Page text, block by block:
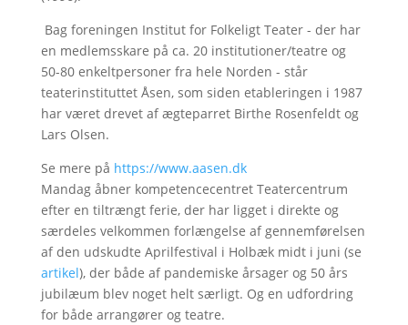
Bag foreningen Institut for Folkeligt Teater - der har
en medlemsskare på ca. 20 institutioner/teatre og
50-80 enkeltpersoner fra hele Norden - står
teaterinstituttet Åsen, som siden etableringen i 1987
har været drevet af ægteparret Birthe Rosenfeldt og
Lars Olsen.
Se mere på https://www.aasen.dk
Mandag åbner kompetencecentret Teatercentrum
efter en tiltrængt ferie, der har ligget i direkte og
særdeles velkommen forlængelse af gennemførelsen
af den udskudte Aprilfestival i Holbæk midt i juni (se
artikel), der både af pandemiske årsager og 50 års
jubilæum blev noget helt særligt. Og en udfordring
for både arrangører og teatre.